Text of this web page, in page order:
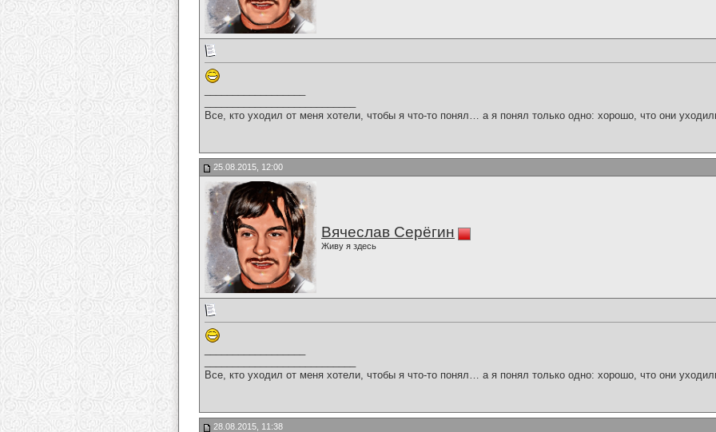
Все, кто уходил от меня хотели, чтобы я что-то понял… а я понял только одно: хорошо, что они
25.08.2015, 12:00
Вячеслав Серёгин
Живу я здесь
Все, кто уходил от меня хотели, чтобы я что-то понял… а я понял только одно: хорошо, что они
28.08.2015, 11:38